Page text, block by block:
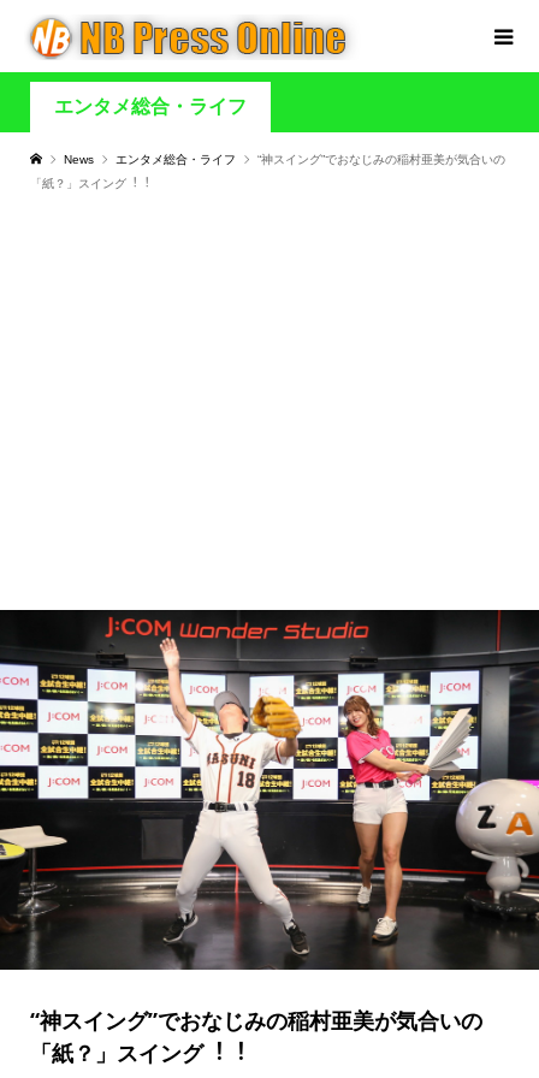
エンタメ総合・ライフ
News エンタメ総合・ライフ
“神スイング”でおなじみの稲村亜美が気合いの
「紙？」スイング︕︕
“神スイング”でおなじみの稲村亜美が気合いの
「紙？」スイング︕︕